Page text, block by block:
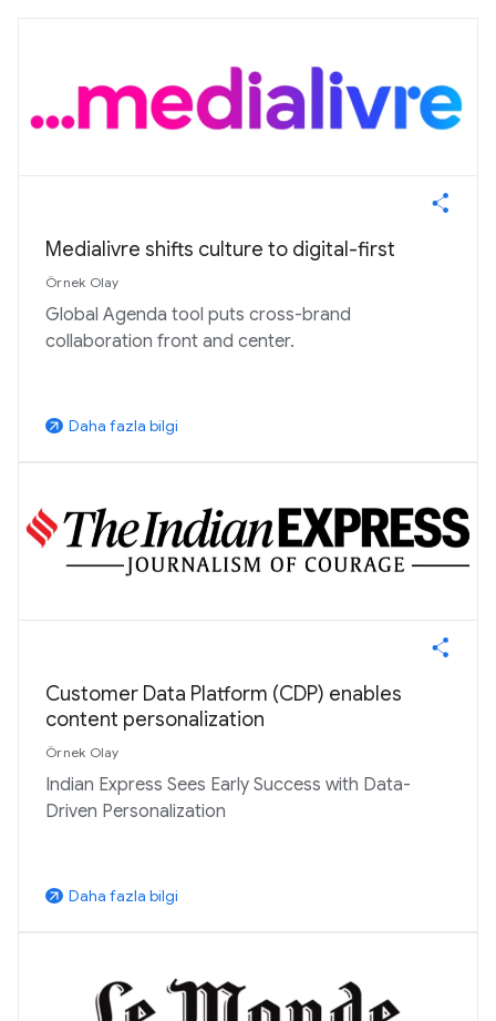
Medialivre shifts culture to digital-first
Örnek Olay
Global Agenda tool puts cross-brand
collaboration front and center.
arrow_outward Daha fazla bilgi
Customer Data Platform (CDP) enables
content personalization
Örnek Olay
Indian Express Sees Early Success with Data-
Driven Personalization
arrow_outward Daha fazla bilgi